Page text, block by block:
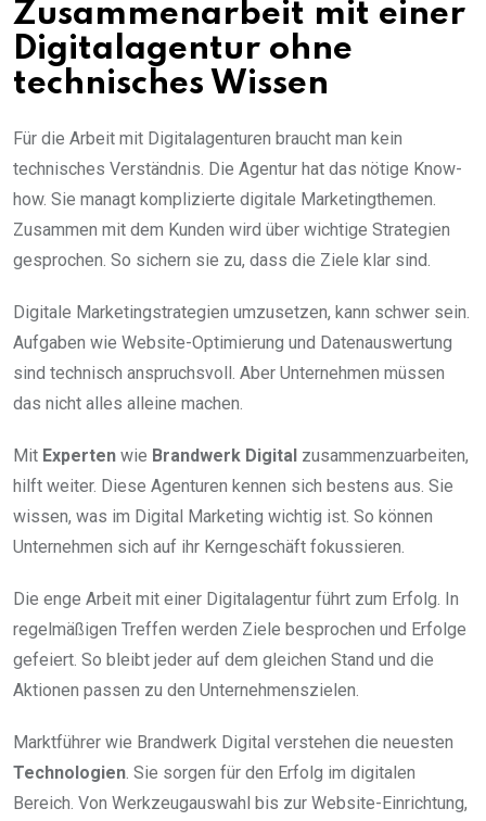
Zusammenarbeit mit einer
Digitalagentur ohne
technisches Wissen
Für die Arbeit mit Digitalagenturen braucht man kein
technisches Verständnis. Die Agentur hat das nötige Know-
how. Sie managt komplizierte digitale Marketingthemen.
Zusammen mit dem Kunden wird über wichtige Strategien
gesprochen. So sichern sie zu, dass die Ziele klar sind.
Digitale Marketingstrategien umzusetzen, kann schwer sein.
Aufgaben wie Website-Optimierung und Datenauswertung
sind technisch anspruchsvoll. Aber Unternehmen müssen
das nicht alles alleine machen.
Mit Experten wie Brandwerk Digital zusammenzuarbeiten,
hilft weiter. Diese Agenturen kennen sich bestens aus. Sie
wissen, was im Digital Marketing wichtig ist. So können
Unternehmen sich auf ihr Kerngeschäft fokussieren.
Die enge Arbeit mit einer Digitalagentur führt zum Erfolg. In
regelmäßigen Treffen werden Ziele besprochen und Erfolge
gefeiert. So bleibt jeder auf dem gleichen Stand und die
Aktionen passen zu den Unternehmenszielen.
Marktführer wie Brandwerk Digital verstehen die neuesten
Technologien . Sie sorgen für den Erfolg im digitalen
Bereich. Von Werkzeugauswahl bis zur Website-Einrichtung,